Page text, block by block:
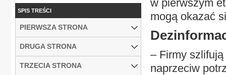
w pierwszym
mogą okazać
– Firmy
naprzeciw
SPIS TREŚCI
PIERWSZA STRONA
DRUGA STRONA
TRZECIA STRONA